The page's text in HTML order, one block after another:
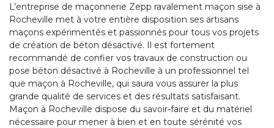
L’entreprise de maçonnerie Zepp ravalement maçon sise à
Rocheville met à votre entière disposition ses artisans
maçons expérimentés et passionnés pour tous vos projets
de création de béton désactivé. Il est fortement
recommandé de confier vos travaux de construction ou
pose béton désactivé à Rocheville à un professionnel tel
que maçon à Rocheville, qui saura vous assurer la plus
grande qualité de services et des résultats satisfaisant.
Maçon à Rocheville dispose du savoir-faire et du matériel
nécessaire pour mener à bien et en toute sérénité vos